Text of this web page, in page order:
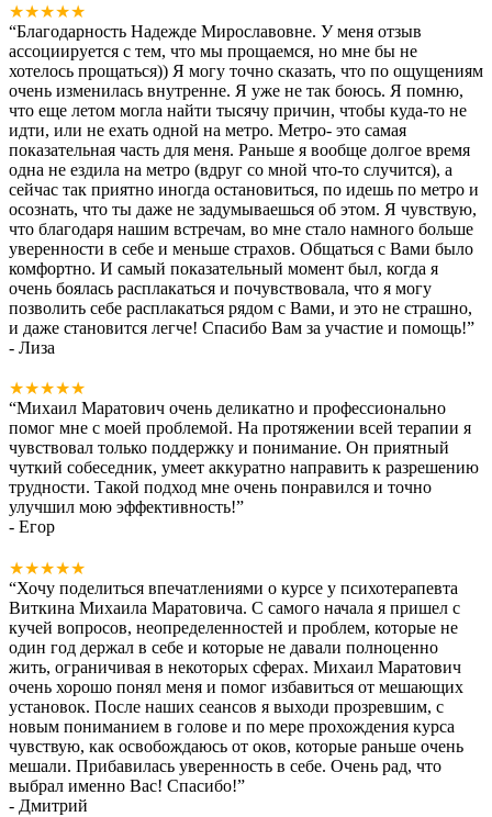
★★★★★
“Благодарность Надежде Мирославовне. У меня отзыв
ассоциируется с тем, что мы прощаемся, но мне бы не
хотелось прощаться)) Я могу точно сказать, что по ощущениям
очень изменилась внутренне. Я уже не так боюсь. Я помню,
что еще летом могла найти тысячу причин, чтобы куда-то не
идти, или не ехать одной на метро. Метро- это самая
показательная часть для меня. Раньше я вообще долгое время
одна не ездила на метро (вдруг со мной что-то случится), а
сейчас так приятно иногда остановиться, по идешь по метро и
осознать, что ты даже не задумываешься об этом. Я чувствую,
что благодаря нашим встречам, во мне стало намного больше
уверенности в себе и меньше страхов. Общаться с Вами было
комфортно. И самый показательный момент был, когда я
очень боялась расплакаться и почувствовала, что я могу
позволить себе расплакаться рядом с Вами, и это не страшно,
и даже становится легче! Спасибо Вам за участие и помощь!”
- Лиза
★★★★★
“Михаил Маратович очень деликатно и профессионально
помог мне с моей проблемой. На протяжении всей терапии я
чувствовал только поддержку и понимание. Он приятный
чуткий собеседник, умеет аккуратно направить к разрешению
трудности. Такой подход мне очень понравился и точно
улучшил мою эффективность!”
- Егор
★★★★★
“Хочу поделиться впечатлениями о курсе у психотерапевта
Виткина Михаила Маратовича. С самого начала я пришел с
кучей вопросов, неопределенностей и проблем, которые не
один год держал в себе и которые не давали полноценно
жить, ограничивая в некоторых сферах. Михаил Маратович
очень хорошо понял меня и помог избавиться от мешающих
установок. После наших сеансов я выходи прозревшим, с
новым пониманием в голове и по мере прохождения курса
чувствую, как освобождаюсь от оков, которые раньше очень
мешали. Прибавилась уверенность в себе. Очень рад, что
выбрал именно Вас! Спасибо!”
- Дмитрий